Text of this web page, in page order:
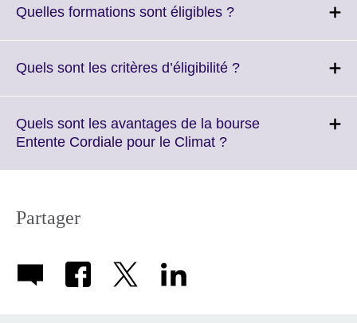
Quelles formations sont éligibles ?Click
More
Quels sont les critères d’éligibilité ?Click
More
Quels sont les avantages de la bourse
Entente Cordiale pour le Climat ?Click
Partager